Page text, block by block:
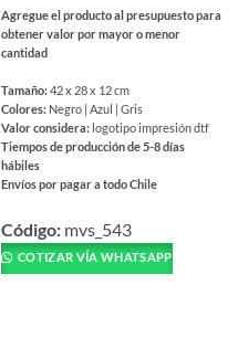
Agregue el producto al presupuesto para
obtener valor por mayor o menor
cantidad
Tamaño:42 x 28 x 12 cm
Colores: Negro | Azul | Gris
Valor considera: logotipo impresión dtf
Tiempos de producción de 5-8 días
hábiles
Envíos por pagar a todo Chile
producto
tiene
múltiples
Código: mvs_543
COTIZAR VÍA WHATSAPP